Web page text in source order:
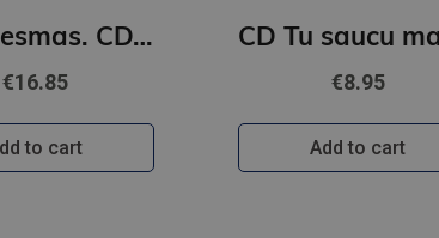
Bikidziesmas. CD. Dziesmas bēŗniem un vecākiem
€16.85
to cart
€8.95
Add to cart